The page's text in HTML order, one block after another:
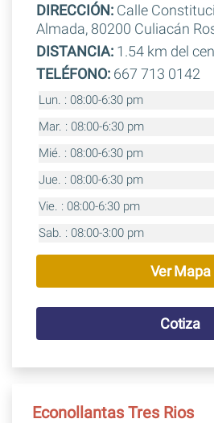
DIRECCIÓN:Calle
Almada, 80200 Culiacán
DISTANCIA:1.54 km del
TELÉFONO:667 713 0142
Lun. : 08:00-6:30 pm
Mar. : 08:00-6:30 pm
Mié. : 08:00-6:30 pm
Jue. : 08:00-6:30 pm
Vie. : 08:00-6:30 pm
Sab. : 08:00-3:00 pm
Ver Mapa
Cotiza
Econollantas Tres Rios